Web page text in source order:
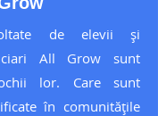
de elevii și
All Grow sunt
lor. Care sunt
în comunitățile